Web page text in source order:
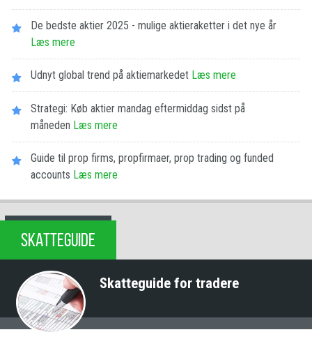
De bedste aktier 2025 - mulige aktieraketter i det nye år
Læs mere
Udnyt global trend på aktiemarkedet Læs mere
Strategi: Køb aktier mandag eftermiddag sidst på
måneden Læs mere
Guide til prop firms, propfirmaer, prop trading og funded
accounts Læs mere
SKATTEGUIDE
Skatteguide for tradere